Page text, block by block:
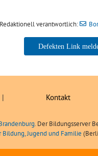
Redaktionell verantwortlich:
Boris Angerer,
| Kontakt
Der Bildungsserver
Jugend und Familie